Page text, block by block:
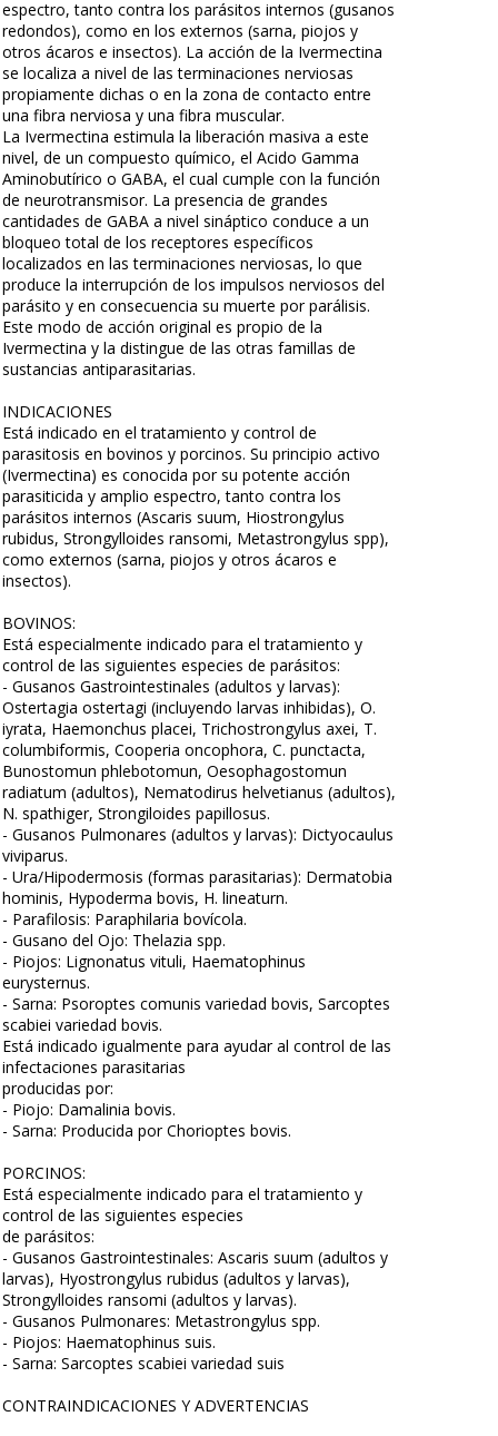
espectro, tanto contra los parásitos internos (gusanos
redondos), como en los externos (sarna, piojos y
otros ácaros e insectos). La acción de la Ivermectina
se localiza a nivel de las terminaciones nerviosas
propiamente dichas o en la zona de contacto entre
una fibra nerviosa y una fibra muscular.
La Ivermectina estimula la liberación masiva a este
nivel, de un compuesto químico, el Acido Gamma
Aminobutírico o GABA, el cual cumple con la función
de neurotransmisor. La presencia de grandes
cantidades de GABA a nivel sináptico conduce a un
bloqueo total de los receptores específicos
localizados en las terminaciones nerviosas, lo que
produce la interrupción de los impulsos nerviosos del
parásito y en consecuencia su muerte por parálisis.
Este modo de acción original es propio de la
Ivermectina y la distingue de las otras famillas de
sustancias antiparasitarias.
INDICACIONES
Está indicado en el tratamiento y control de
parasitosis en bovinos y porcinos. Su principio activo
(Ivermectina) es conocida por su potente acción
parasiticida y amplio espectro, tanto contra los
parásitos internos (Ascaris suum, Hiostrongylus
rubidus, Strongylloides ransomi, Metastrongylus spp),
como externos (sarna, piojos y otros ácaros e
insectos).
BOVINOS:
Está especialmente indicado para el tratamiento y
control de las siguientes especies de parásitos:
- Gusanos Gastrointestinales (adultos y larvas):
Ostertagia ostertagi (incluyendo larvas inhibidas), O.
iyrata, Haemonchus placei, Trichostrongylus axei, T.
columbiformis, Cooperia oncophora, C. punctacta,
Bunostomun phlebotomun, Oesophagostomun
radiatum (adultos), Nematodirus helvetianus (adultos),
N. spathiger, Strongiloides papillosus.
- Gusanos Pulmonares (adultos y larvas): Dictyocaulus
viviparus.
- Ura/Hipodermosis (formas parasitarias): Dermatobia
hominis, Hypoderma bovis, H. lineaturn.
- Parafilosis: Paraphilaria bovícola.
- Gusano del Ojo: Thelazia spp.
- Piojos: Lignonatus vituli, Haematophinus
eurysternus.
- Sarna: Psoroptes comunis variedad bovis, Sarcoptes
scabiei variedad bovis.
Está indicado igualmente para ayudar al control de las
infectaciones parasitarias
producidas por:
- Piojo: Damalinia bovis.
- Sarna: Producida por Chorioptes bovis.
PORCINOS:
Está especialmente indicado para el tratamiento y
control de las siguientes especies
de parásitos:
- Gusanos Gastrointestinales: Ascaris suum (adultos y
larvas), Hyostrongylus rubidus (adultos y larvas),
Strongylloides ransomi (adultos y larvas).
- Gusanos Pulmonares: Metastrongylus spp.
- Piojos: Haematophinus suis.
- Sarna: Sarcoptes scabiei variedad suis
CONTRAINDICACIONES Y ADVERTENCIAS